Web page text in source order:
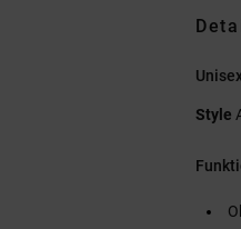
Style